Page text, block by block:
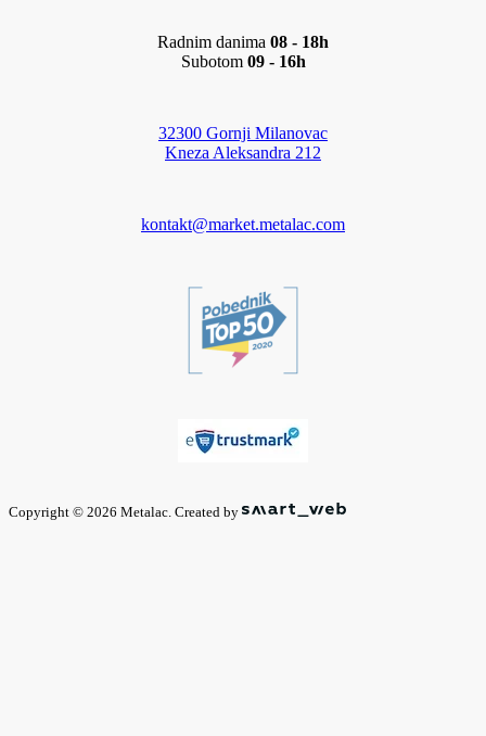
Radnim danima 08 - 18h
Subotom 09 - 16h
32300 Gornji Milanovac
Kneza Aleksandra 212
kontakt@market.metalac.com
Copyright © 2026 Metalac. Created by